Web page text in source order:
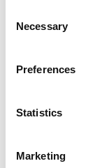
Selection
Necessary
Preferences
Statistics
Marketing
Signebyn -
Parkering: JA
Silleruds